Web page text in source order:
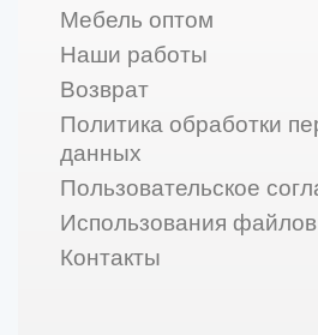
Мебель оптом
Наши работы
Возврат
Политика обработки
данных
Пользовательское
Использования
Контакты